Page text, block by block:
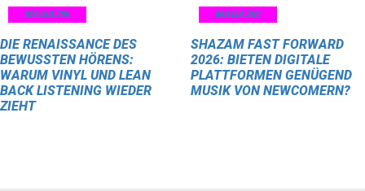
MAGAZIN
DIE RENAISSANCE DES
BEWUSSTEN HÖRENS:
WARUM VINYL UND LEAN
BACK LISTENING WIEDER
ZIEHT
MAGAZIN
SHAZAM FAST FORWARD
2026: BIETEN DIGITALE
PLATTFORMEN GENÜGEND
MUSIK VON NEWCOMERN?